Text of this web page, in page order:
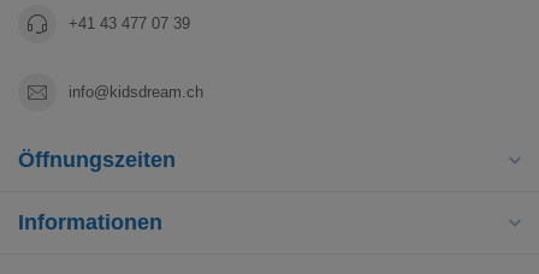
+41 43 477 07 39
info@kidsdream.ch
Öffnungszeiten
Informationen